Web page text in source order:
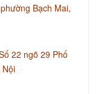
Bạch Mai,
22 ngõ 29 Phố